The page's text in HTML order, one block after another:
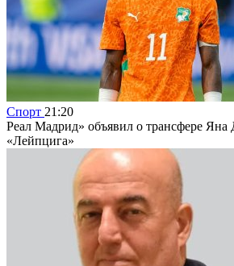
Спорт 21:20
Реал Мадрид» объявил о трансфере Яна
«Лейпцига»